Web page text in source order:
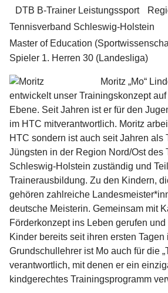
DTB B-Trainer Leistungssport
Tennisverband Schleswig-Holstein
Master of Education
Spieler 1. Herren 30 (Landesliga)
Moritz „Mo“
entwickelt unser Trainingskonzept
Ebene. Seit Jahren ist er für den
im HTC mitverantwortlich. Moritz
HTC sondern ist auch seit Jahren als
Jüngsten in der Region Nord/Ost des
Schleswig-Holstein zuständig und
Trainerausbildung. Zu den Kindern,
gehören zahlreiche
deutsche Meisterin. Gemeinsam mit
Förderkonzept ins Leben gerufen
Kinder bereits seit ihren ersten
Grundschullehrer ist Mo auch für die
verantwortlich, mit denen er ein
kindgerechtes Trainingsprogramm